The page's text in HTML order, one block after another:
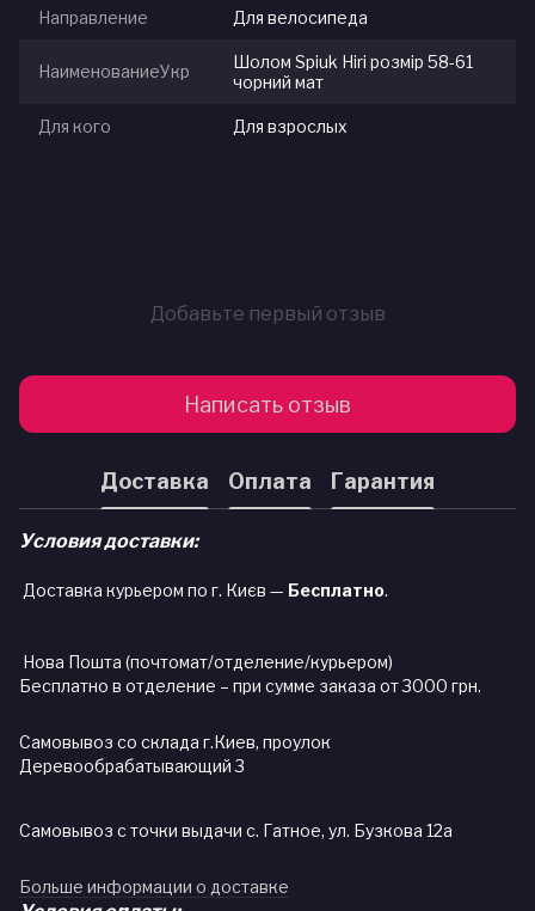
Направление Для велосипеда
НаименованиеУкр
Шолом Spiuk Hiri розмір 58-61
чорний мат
Для кого Для взрослых
Добавьте первый отзыв
Написать отзыв
Доставка Оплата Гарантия
Условия доставки:
Доставка курьером по г. Києв — Бесплатно.
Нова Пошта (почтомат/отделение/курьером)
Бесплатно в отделение – при сумме заказа от 3000 грн.
Самовывоз со склада г.Киев, проулок
Деревообрабатывающий 3
Самовывоз с точки выдачи с. Гатное, ул. Бузкова 12а
Больше информации о доставке